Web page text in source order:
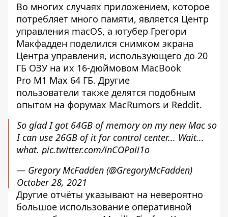
Во многих случаях приложением, которое
потребляет много памяти, является Центр
управления macOS, а ютубер Грегори
Макфадден поделился снимком экрана
Центра управления, использующего до 20
ГБ ОЗУ на их 16-дюймовом MacBook
Pro M1 Max 64 ГБ. Другие
пользователи также делятся подобным
опытом на форумах MacRumors и Reddit.
So glad I got 64GB of memory on my new Mac so
I can use 26GB of it for control center... Wait...
what. pic.twitter.com/inCOPaii1o
— Gregory McFadden (@GregoryMcFadden)
October 28, 2021
Другие отчёты указывают на невероятно
большое использование оперативной